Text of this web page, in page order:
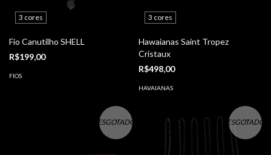
3 cores
Fio Canutilho SHELL
R$199,00
FIOS
3 cores
Hawaianas Saint Tropez
Cristaux
R$498,00
HAVAIANAS
ESGOTADO ESGOTADO